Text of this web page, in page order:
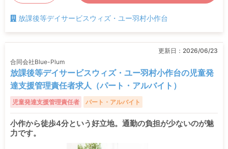
放課後等デイサービスウィズ・ユー羽村小作台
更新日： 2026/06/23
合同会社Blue-Plum
放課後等デイサービスウィズ・ユー羽村小作台の児童発
達支援管理責任者求人（パート・アルバイト）
児童発達支援管理責任者 パート・アルバイト
小作から徒歩4分という好立地。通勤の負担が少ないのが魅
力です。